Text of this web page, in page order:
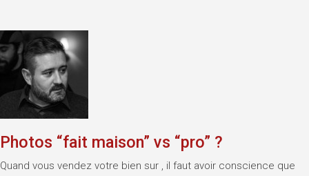
Photos “fait maison” vs “pro” ?
Quand vous vendez votre bien sur , il faut avoir conscience que